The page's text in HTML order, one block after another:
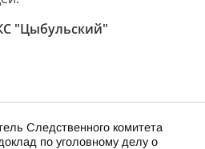
"Цыбульский"
Следственного комитета
по уголовному делу о